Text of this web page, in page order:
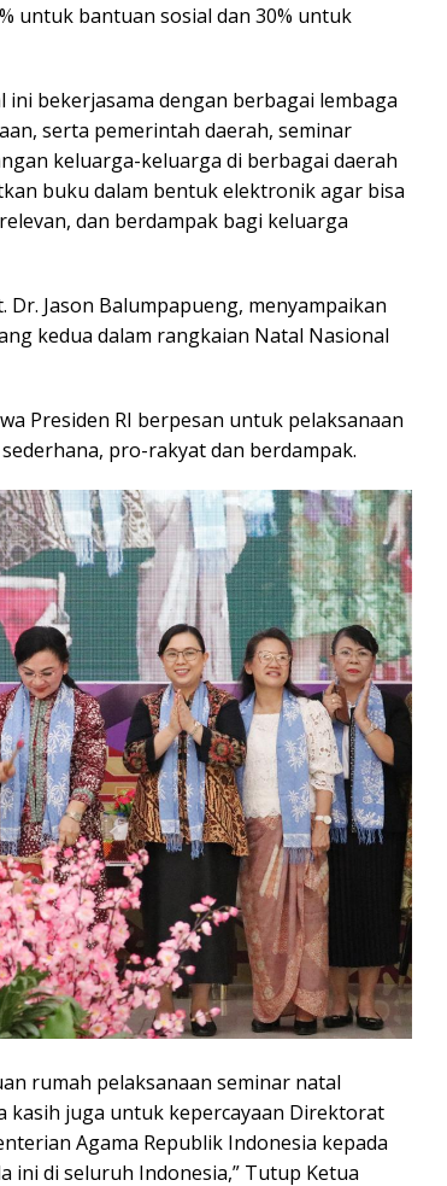
untuk bantuan sosial dan 30% untuk
bekerjasama dengan berbagai lembaga
serta pemerintah daerah, seminar
keluarga-keluarga di berbagai daerah
buku dalam bentuk elektronik agar bisa
dan berdampak bagi keluarga
Jason Balumpapueng, menyampaikan
kedua dalam rangkaian Natal Nasional
Presiden RI berpesan untuk pelaksanaan
pro-rakyat dan berdampak.
rumah pelaksanaan seminar natal
kasih juga untuk kepercayaan Direktorat
Agama Republik Indonesia kepada
ini di seluruh Indonesia,” Tutup Ketua